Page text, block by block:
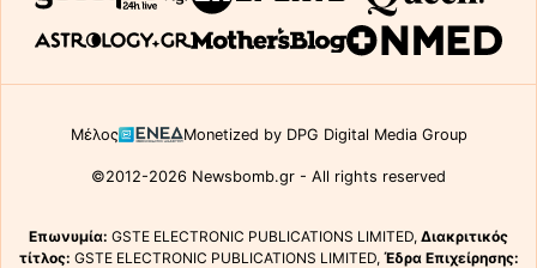
Μέλος Monetized by DPG Digital Media Group
©2012-2026 Newsbomb.gr - All rights reserved
Επωνυμία: GSTE ELECTRONIC PUBLICATIONS LIMITED, Διακριτικός
τίτλος: GSTE ELECTRONIC PUBLICATIONS LIMITED, Έδρα Επιχείρησης: